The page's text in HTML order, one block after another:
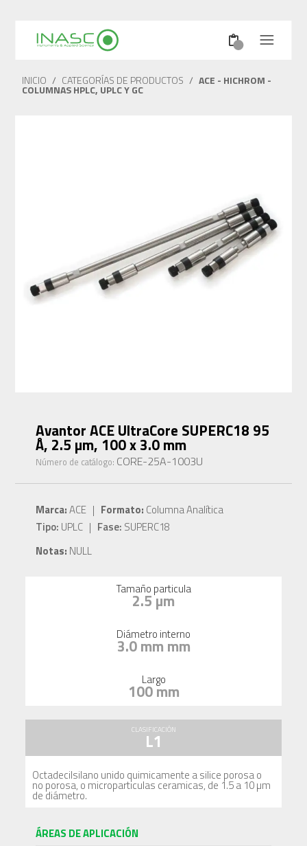
INICIO / CATEGORÍAS DE PRODUCTOS / ACE - HICHROM -
COLUMNAS HPLC, UPLC Y GC
Avantor ACE UltraCore SUPERC18 95
Å, 2.5 µm, 100 x 3.0 mm
Número de catálogo: CORE-25A-1003U
Marca:ACE | Formato: Columna Analítica
Tipo: UPLC | Fase: SUPERC18
Notas: NULL
Tamaño particula
2.5 µm
Diámetro interno
3.0 mm mm
Largo
100 mm
CLASIFICACIÓN
L1
Octadecilsilano unido quimicamente a silice porosa o
no porosa, o microparticulas ceramicas, de 1.5 a 10 µm
de diámetro.
ÁREAS DE APLICACIÓN